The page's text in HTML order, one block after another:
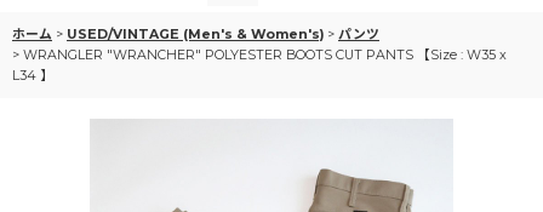
ホーム > USED/VINTAGE (Men's & Women's) > パンツ
> WRANGLER "WRANCHER" POLYESTER BOOTS CUT PANTS 【Size : W35 x
L34 】